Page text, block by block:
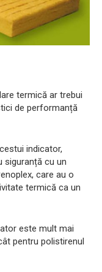
termică ar trebui
de performanță
indicator,
siguranță cu un
care au o
termică ca un
este mult mai
pentru polistirenul